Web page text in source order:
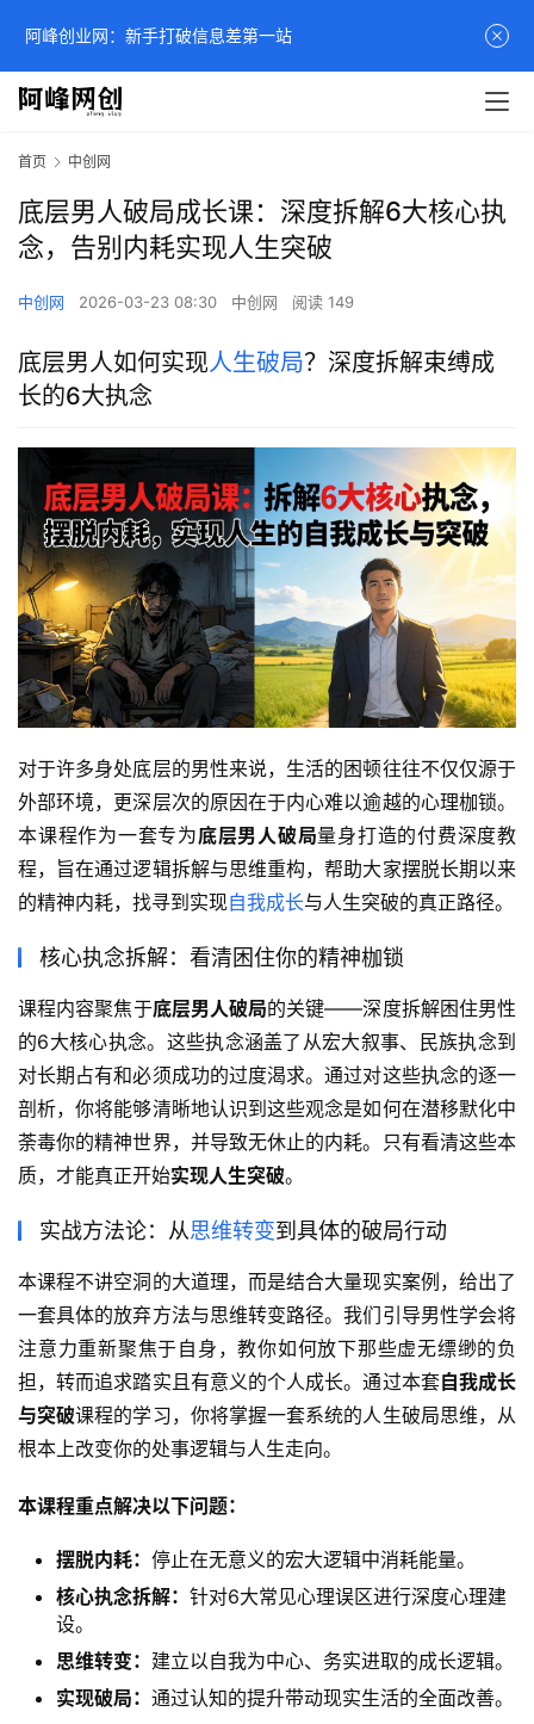
首页 中创网
底层男人破局成长课：深度拆解6大核心执
念，告别内耗实现人生突破
中创网 2026-03-23 08:30 中创网 阅读 149
底层男人如何实现人生破局？深度拆解束缚成
长的6大执念
对于许多身处底层的男性来说，生活的困顿往往不仅仅源于
外部环境，更深层次的原因在于内心难以逾越的心理枷锁。
本课程作为一套专为底层男人破局量身打造的付费深度教
程，旨在通过逻辑拆解与思维重构，帮助大家摆脱长期以来
的精神内耗，找寻到实现自我成长与人生突破的真正路径。
核心执念拆解：看清困住你的精神枷锁
课程内容聚焦于底层男人破局的关键——深度拆解困住男性
的6大核心执念。这些执念涵盖了从宏大叙事、民族执念到
对长期占有和必须成功的过度渴求。通过对这些执念的逐一
剖析，你将能够清晰地认识到这些观念是如何在潜移默化中
荼毒你的精神世界，并导致无休止的内耗。只有看清这些本
质，才能真正开始实现人生突破。
实战方法论：从思维转变到具体的破局行动
本课程不讲空洞的大道理，而是结合大量现实案例，给出了
一套具体的放弃方法与思维转变路径。我们引导男性学会将
注意力重新聚焦于自身，教你如何放下那些虚无缥缈的负
担，转而追求踏实且有意义的个人成长。通过本套自我成长
与突破课程的学习，你将掌握一套系统的人生破局思维，从
根本上改变你的处事逻辑与人生走向。
本课程重点解决以下问题：
摆脱内耗： 停止在无意义的宏大逻辑中消耗能量。
核心执念拆解： 针对6大常见心理误区进行深度心理建
设。
思维转变： 建立以自我为中心、务实进取的成长逻辑。
实现破局： 通过认知的提升带动现实生活的全面改善。
阿峰创业网：新手打破信息差第一站